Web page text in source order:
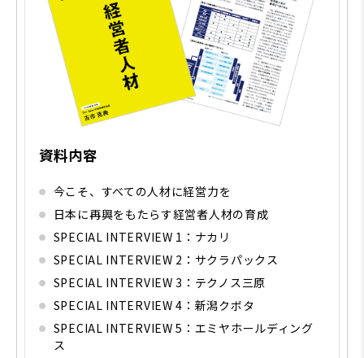
資料内容
今こそ、すべての人材に経営力を
日本に再興をもたらす経営者人材の育成
SPECIAL INTERVIEW 1：ナカリ
SPECIAL INTERVIEW 2：サクラパックス
SPECIAL INTERVIEW 3：テクノス三原
SPECIAL INTERVIEW 4：新潟クボタ
SPECIAL INTERVIEW 5：エミヤホールディング
ス